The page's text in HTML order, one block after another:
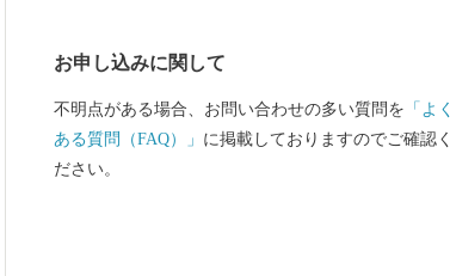
お申し込みに関して
不明点がある場合、お問い合わせの多い質問を 「よく
ある質問（FAQ）」 に掲載しておりますのでご確認く
ださい。